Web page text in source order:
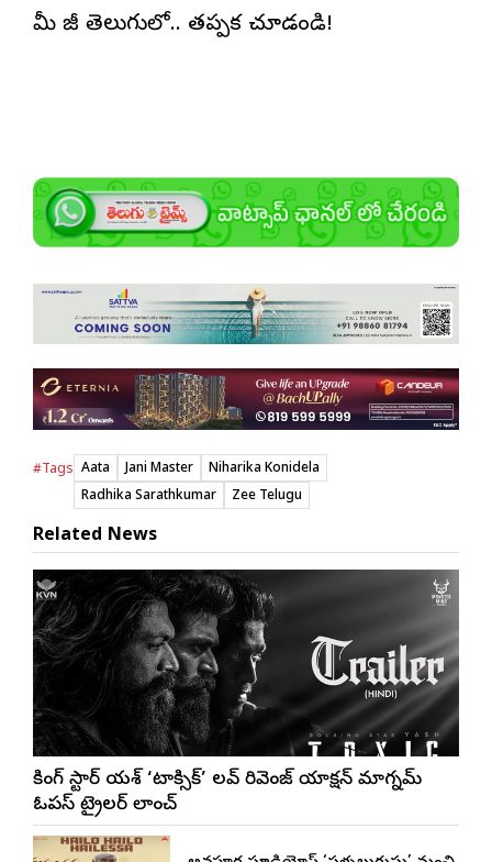
మీ జీ తెలుగులో.. తప్పక చూడండి!
#Tags Aata Jani Master
Niharika Konidela
Radhika Sarathkumar
Zee Telugu
Related News
రాకింగ్ స్టార్ యశ్ ‘టాక్సిక్’ లవ్ రివెంజ్ యాక్షన్ మాగ్నమ్
ఓపస్‌ ట్రైలర్ లాంచ్